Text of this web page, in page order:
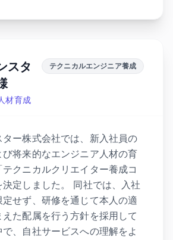
スタ
材育成
テクニカルエンジニア養成
ー株式会社では、新入社員の
将来的なエンジニア人材の育
クニカルクリエイター養成コ
定しました。 同社では、入社
せず、研修を通じて本人の適
た配属を行う方針を採用して
、自社サービスへの理解をよ